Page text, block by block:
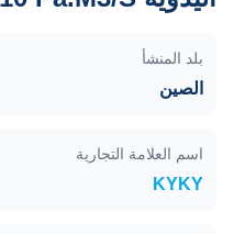
بلد المنشأ
الصين
اسم العلامة التجارية
KYKY